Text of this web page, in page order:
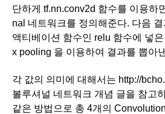
단하게 tf.nn.conv2d 함수를 이용하
nal 네트워크를 정의해준다. 다음
액티베이션 함수인 relu 함수에 넣
x pooling 을 이용하여 결과를 뽑아
각 값의 의미에 대해서는 http://
볼루셔널 네트워크 개념 글을 참고
같은 방법으로 총 4개의